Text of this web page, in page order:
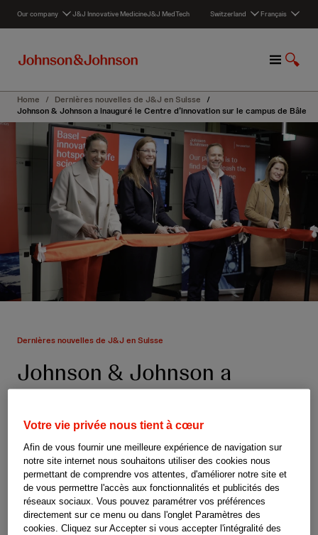
c
n
Our company J&J Innovative MedicineJ&J MedTech Switzerland Français
M
n
u
A
f
i
c
h
e
c
h
c
Home / Dernières nouvelles de J&J en Suisse /
Johnson & Johnson a inauguré le Centre d’innovation sur le campus de Bâle
Dernières nouvelles de J&J en Suisse
Johnson & Johnson a
d’innovation sur le campus
de Bâle
Johnson & Johnson a emménagé sur le
nouveau campus de Bâle, l’un des neuf sites
Votre vie privée nous tient à cœur
Afin de vous fournir une meilleure expérience de navigation sur
notre site internet nous souhaitons utiliser des cookies nous
permettant de comprendre vos attentes, d'améliorer notre site et
de vous permettre l'accès aux fonctionnalités et publicités des
réseaux sociaux. Vous pouvez paramétrer vos préférences
directement sur ce menu ou dans l'onglet Paramètres des
cookies. Cliquez sur Accepter si vous accepter l'intégralité des